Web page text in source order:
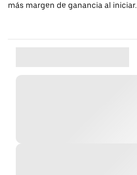
más margen de ganancia al iniciar.